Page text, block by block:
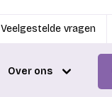
Veelgestelde vragen
Over ons